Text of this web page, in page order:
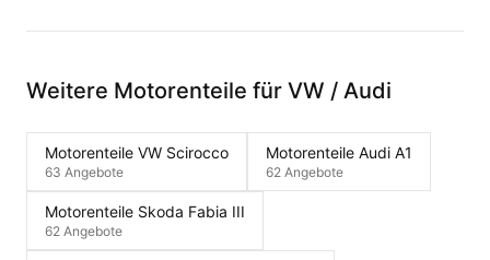
Weitere Motorenteile für VW / Audi
Motorenteile VW Scirocco
63 Angebote
Motorenteile Audi A1
62 Angebote
Motorenteile Skoda Fabia III
62 Angebote